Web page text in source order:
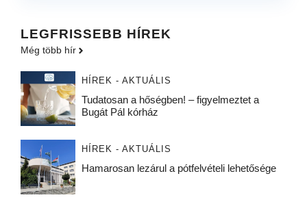
LEGFRISSEBB HÍREK
Még több hír
HÍREK - AKTUÁLIS
Tudatosan a hőségben! – figyelmeztet a
Bugát Pál kórház
HÍREK - AKTUÁLIS
Hamarosan lezárul a pótfelvételi lehetősége